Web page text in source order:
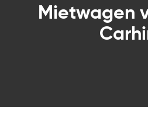
Mietwagen